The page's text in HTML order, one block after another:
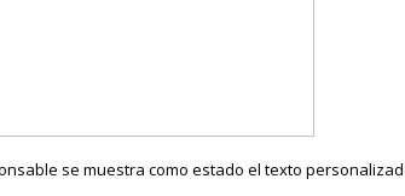
se muestra como estado el texto